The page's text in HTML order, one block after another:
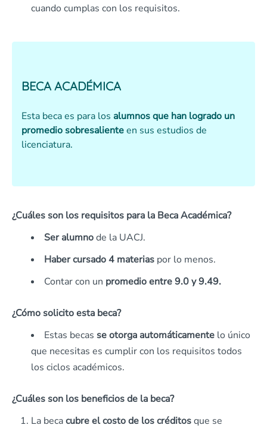
cuando cumplas con los requisitos.
BECA ACADÉMICA
Esta beca es para los alumnos que han logrado un
promedio sobresalienteen sus estudios de
licenciatura.
¿Cuáles son los requisitos para la Beca Académica?
Ser alumnode la UACJ.
Haber cursado 4 materias por lo menos.
Contar con un promedio entre 9.0 y 9.49.
¿Cómo solicito esta beca?
Estas becas se otorga automáticamente lo único
que necesitas es cumplir con los requisitos todos
los ciclos académicos.
¿Cuáles son los beneficios de la beca?
La becacubre el costo de los créditosque se